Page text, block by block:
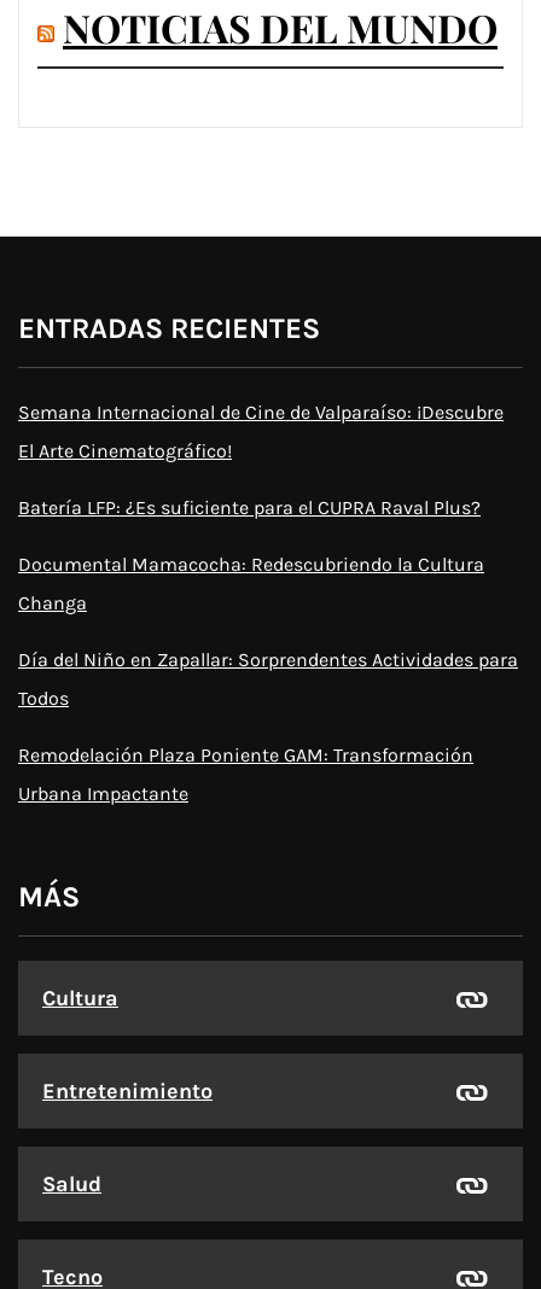
NOTICIAS DEL MUNDO
ENTRADAS RECIENTES
Semana Internacional de Cine de Valparaíso: ¡Descubre
El Arte Cinematográfico!
Batería LFP: ¿Es suficiente para el CUPRA Raval Plus?
Documental Mamacocha: Redescubriendo la Cultura
Changa
Día del Niño en Zapallar: Sorprendentes Actividades para
Todos
Remodelación Plaza Poniente GAM: Transformación
Urbana Impactante
MÁS
Cultura
Entretenimiento
Salud
Tecno